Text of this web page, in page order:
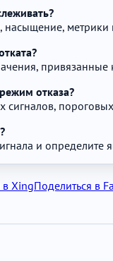
метрики
отказа?
сигналов,
и определите
в XingПоделиться в